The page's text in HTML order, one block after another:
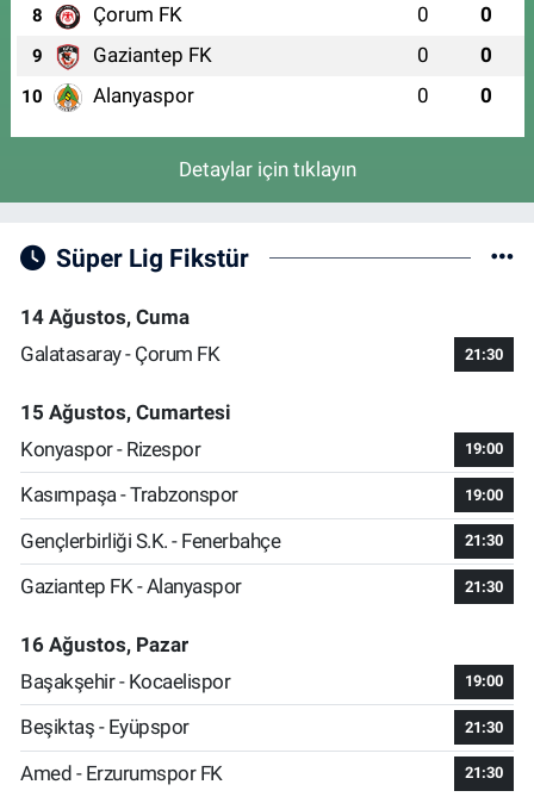
8 Çorum FK 0 0
9 Gaziantep FK 0 0
10 Alanyaspor 0 0
Detaylar için tıklayın
Süper Lig Fikstür
14 Ağustos, Cuma
Galatasaray - Çorum FK
21:30
15 Ağustos, Cumartesi
Konyaspor - Rizespor
19:00
Kasımpaşa - Trabzonspor 19:00
Gençlerbirliği S.K. - Fenerbahçe 21:30
Gaziantep FK - Alanyaspor 21:30
16 Ağustos, Pazar
Başakşehir - Kocaelispor
19:00
Beşiktaş - Eyüpspor 21:30
Amed - Erzurumspor FK 21:30